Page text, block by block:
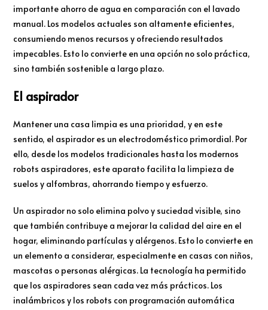
importante ahorro de agua en comparación con el lavado
manual. Los modelos actuales son altamente eficientes,
consumiendo menos recursos y ofreciendo resultados
impecables. Esto lo convierte en una opción no solo práctica,
sino también sostenible a largo plazo.
El aspirador
Mantener una casa limpia es una prioridad, y en este
sentido, el aspirador es un electrodoméstico primordial. Por
ello, desde los modelos tradicionales hasta los modernos
robots aspiradores, este aparato facilita la limpieza de
suelos y alfombras, ahorrando tiempo y esfuerzo.
Un aspirador no solo elimina polvo y suciedad visible, sino
que también contribuye a mejorar la calidad del aire en el
hogar, eliminando partículas y alérgenos. Esto lo convierte en
un elemento a considerar, especialmente en casas con niños,
mascotas o personas alérgicas. La tecnología ha permitido
que los aspiradores sean cada vez más prácticos. Los
inalámbricos y los robots con programación automática